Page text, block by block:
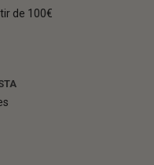
de 100€